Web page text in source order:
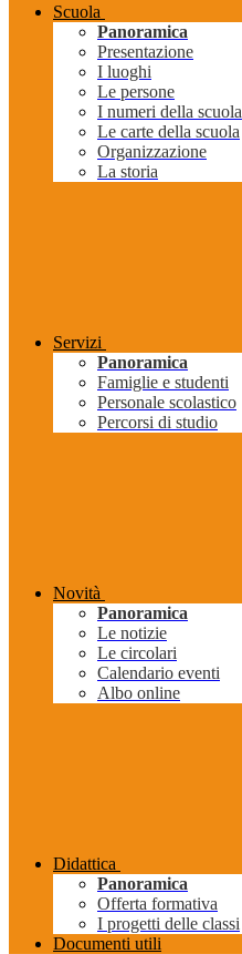
Scuola
Panoramica
Presentazione
I luoghi
Le persone
I numeri della scuola
Le carte della scuola
Organizzazione
La storia
Servizi
Panoramica
Famiglie e studenti
Personale scolastico
Percorsi di studio
Novità
Panoramica
Le notizie
Le circolari
Calendario eventi
Albo online
Didattica
Panoramica
Offerta formativa
I progetti delle classi
Documenti utili